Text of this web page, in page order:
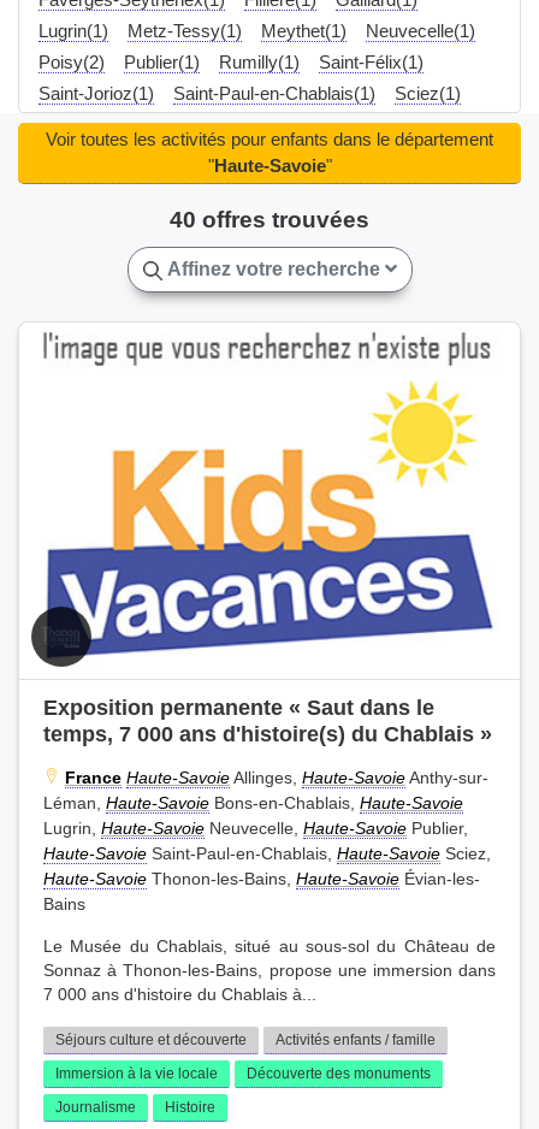
Lugrin(1)
Metz-Tessy(1) Meythet(1)
Neuvecelle(1)
Poisy(2)
Publier(1) Rumilly(1)
Saint-Félix(1)
Saint-Jorioz(1)
Saint-Paul-en-Chablais(1)
Sciez(1)
Sevrier(2)
Seynod(2)
Sillingy(2)
Thorens-Glières(1)
Thônes(1)
Valleiry(1)
Vallières-sur-Fier(1) Villaz(1)
Épagny(1)
Évian-les-Bains(1)40 offres trouvées
Voir toutes les activités pour enfants dans le département
"Haute-Savoie"
Affinez votre recherche
Exposition permanente « Saut dans le
temps, 7 000 ans d'histoire(s) du Chablais »
France Haute-SavoieAllinges, Haute-SavoieAnthy-sur-
Léman, Haute-Savoie Bons-en-Chablais, Haute-Savoie
Lugrin, Haute-Savoie Neuvecelle, Haute-Savoie Publier,
Haute-Savoie Saint-Paul-en-Chablais, Haute-Savoie Sciez,
Haute-Savoie Thonon-les-Bains, Haute-Savoie Évian-les-
Bains
Le Musée du Chablais, situé au sous-sol du Château de
Sonnaz à Thonon-les-Bains, propose une immersion dans
7 000 ans d'histoire du Chablais à...
Séjours culture et découverte
Activités enfants / famille
Immersion à la vie locale
Découverte des monuments
Journalisme
Histoire